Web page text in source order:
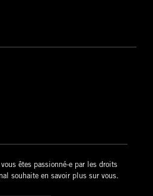
êtes passionné-e par les droits
souhaite en savoir plus sur vous.